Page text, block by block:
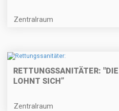
Zentralraum
RETTUNGSSANITÄTER:
LOHNT SICH”
Zentralraum